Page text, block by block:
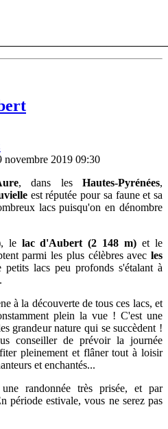
novembre 2019 09:30
, dans lesHautes-Pyrénées,
est réputée pour sa faune et sa
lacs puisqu'on en dénombre
, le lac d'Aubert (2 148 m)et le
parmi les plus célèbres avecles
petits lacs peu profonds s'étalant à
à la découverte de tous ces lacs, et
plein la vue ! C'est une
grandeur nature qui se succèdent !
conseiller de prévoir la journée
pleinement et flâner tout à loisir
et enchantés...
randonnée très prisée, et par
période estivale, vous ne serez pas